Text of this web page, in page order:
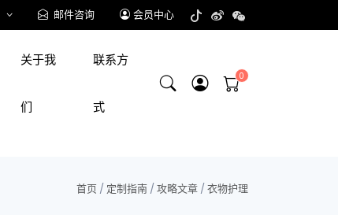
邮件咨询 会员中心
关于我
们
联系方
式
首页 / 定制指南/攻略文章/衣物护理